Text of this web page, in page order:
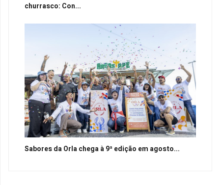
churrasco: Con...
Sabores da Orla chega à 9ª edição em agosto...